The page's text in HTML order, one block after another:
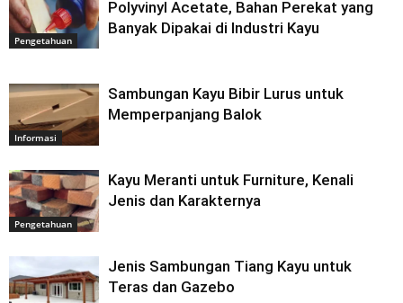
Pengetahuan
Polyvinyl Acetate, Bahan Perekat yang
Banyak Dipakai di Industri Kayu
Informasi
Sambungan Kayu Bibir Lurus untuk
Memperpanjang Balok
Pengetahuan
Kayu Meranti untuk Furniture, Kenali
Jenis dan Karakternya
Jenis Sambungan Tiang Kayu untuk
Teras dan Gazebo